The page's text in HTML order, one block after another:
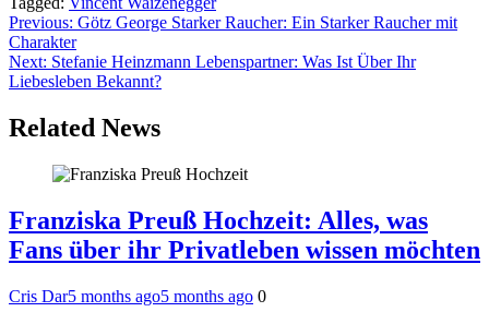
Post
navigation
Previous: Götz George Starker Raucher: Ein Starker Raucher mit
Charakter
Next: Stefanie Heinzmann Lebenspartner: Was Ist Über Ihr
Liebesleben Bekannt?
Related News
Franziska Preuß Hochzeit: Alles, was
Fans über ihr Privatleben wissen möchten
Cris Dar5 months ago5 months ago 0